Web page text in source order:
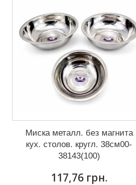
Миска металл. без магнита
кух. столов. кругл. 38см00-
38143(100)
117,76 грн.